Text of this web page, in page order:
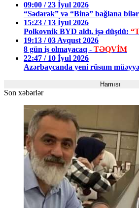
09:00 / 23 İyul 2026
“Sədərək” və “Binə” bağlana bilər
15:23 / 13 İyul 2026
Polkovnik BYD aldı, işə düşdü:
19:13 / 03 Avqust 2026
8 gün iş olmayacaq - TƏQVİM
22:47 / 10 İyul 2026
Azərbaycanda yeni rüsum
Hamısı
Son xəbərlər